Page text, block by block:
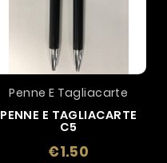
Penne E Tagliacarte
PENNE E TAGLIACARTE
C5
€1.50